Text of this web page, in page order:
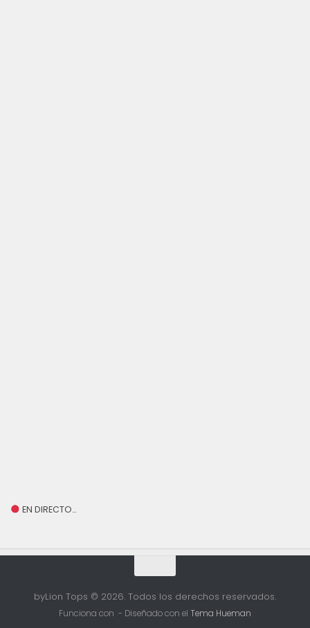
EN DIRECTO…
byLion Tops © 2026. Todos los derechos reservados.
Funciona con - Diseñado con el Tema Hueman